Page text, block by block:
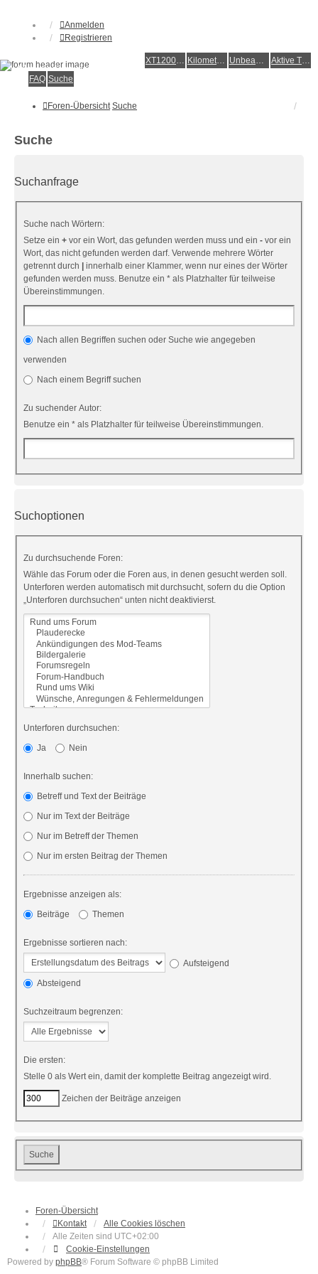
Anmelden
Registrieren
XT1200Z-Wiki Kilometerstatistik Unbeantwortete Themen Aktive Themen
Alles rund um die Yamaha XT1200Z Super Ténéré
FAQ Suche
Foren-Übersicht Suche
Suche
Suchanfrage
Suche nach Wörtern:
Setze ein + vor ein Wort, das gefunden werden muss und ein - vor ein
Wort, das nicht gefunden werden darf. Verwende mehrere Wörter
getrennt durch
innerhalb einer Klammer, wenn nur eines der Wörter
gefunden werden muss. Benutze ein * als Platzhalter für teilweise
Übereinstimmungen.
Nach allen Begriffen suchen oder Suche wie angegeben
verwenden
Nach einem Begriff suchen
Zu suchender Autor:
Benutze ein * als Platzhalter für teilweise Übereinstimmungen.
Suchoptionen
Zu durchsuchende Foren:
Wähle das Forum oder die Foren aus, in denen gesucht werden soll.
Unterforen werden automatisch mit durchsucht, sofern du die Option
„Unterforen durchsuchen“ unten nicht deaktivierst.
Unterforen durchsuchen:
Ja
Nein
Innerhalb suchen:
Betreff und Text der Beiträge
Nur im Text der Beiträge
Nur im Betreff der Themen
Nur im ersten Beitrag der Themen
Ergebnisse anzeigen als:
Beiträge
Themen
Ergebnisse sortieren nach:
Aufsteigend
Absteigend
Suchzeitraum begrenzen:
Die ersten:
Stelle 0 als Wert ein, damit der komplette Beitrag angezeigt wird.
Zeichen der Beiträge anzeigen
Foren-Übersicht
Kontakt
Alle Cookies löschen
Alle Zeiten sind UTC+02:00
Cookie-Einstellungen
Powered by phpBB® Forum Software © phpBB Limited